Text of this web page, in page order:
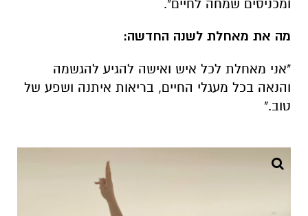
ומכניסים שמחה לחיים".
מה את מאחלת לשנה החדשה:
"אני מאחלת לכל איש ואישה להגיע להגשמה
והנאה בכל מעגלי החיים, בריאות איתנה ושפע של
טוב."